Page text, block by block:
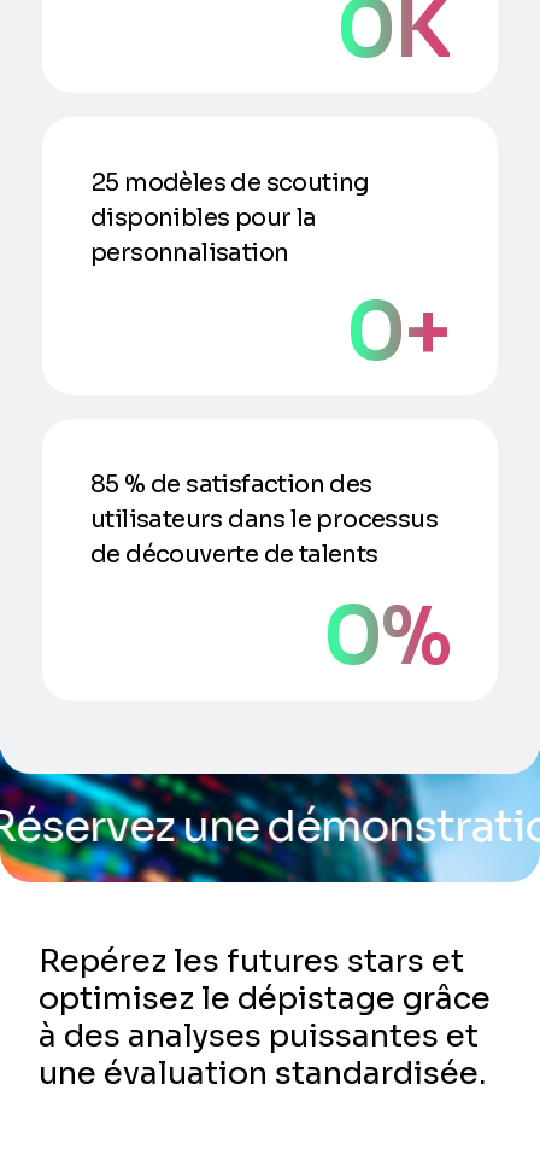
0K
25 modèles de scouting
disponibles pour la
personnalisation
0+
85 % de satisfaction des
utilisateurs dans le processus
de découverte de talents
0%
démonstration et
Repérez les futures stars et
optimisez le dépistage grâce
à des analyses puissantes et
une évaluation standardisée.